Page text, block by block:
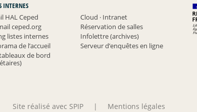
INTERNES
HAL Ceped
Cloud · Intranet
ceped.org
Réservation de salles
listes internes
Infolettre (archives)
de l’accueil
Serveur d’enquêtes en ligne
de bord
Site réalisé avec SPIP | Mentions légales